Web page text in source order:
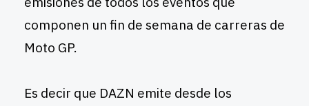
componen un fin de semana de carreras de
Moto GP.
Es decir que DAZN emite desde los